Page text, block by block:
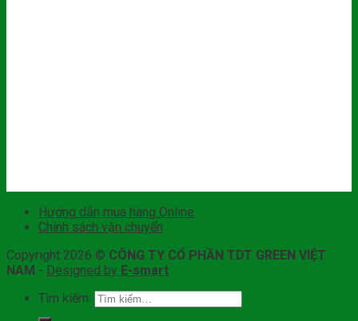
Hướng dẫn mua hàng Online
Chính sách vận chuyển
Copyright 2026 © CÔNG TY CỔ PHẦN TDT GREEN VIỆT
NAM - Designed by E-smart
Tìm kiếm: